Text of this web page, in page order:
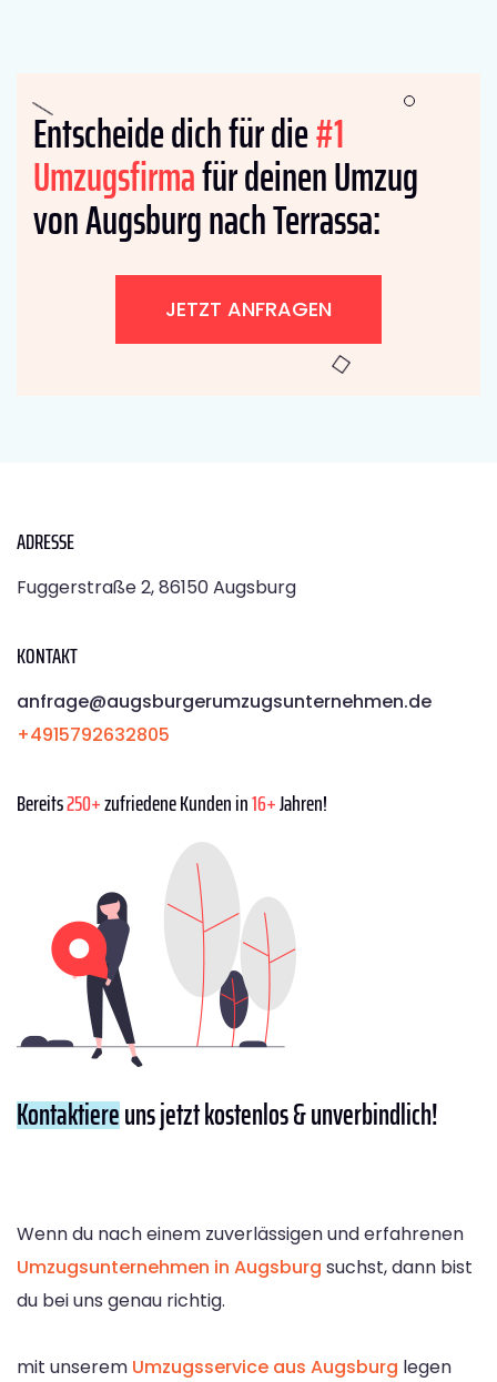
Entscheide dich für die#1
Umzugsfirmafür deinen Umzug
von Augsburg nach Terrassa:
JETZT ANFRAGEN
ADRESSE
Fuggerstraße 2, 86150 Augsburg
KONTAKT
anfrage@augsburgerumzugsunternehmen.de
+4915792632805
Bereits250+zufriedene Kunden in16+Jahren!
Kontaktiereuns jetzt kostenlos & unverbindlich!
Wenn du nach einem zuverlässigen und erfahrenen
Umzugsunternehmen in Augsburg suchst, dann bist
du bei uns genau richtig.
mit unserem Umzugsservice aus Augsburg legen